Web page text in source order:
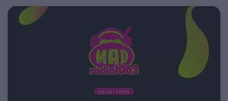
ΠΑΙΖΕΙ ΤΩΡΑ